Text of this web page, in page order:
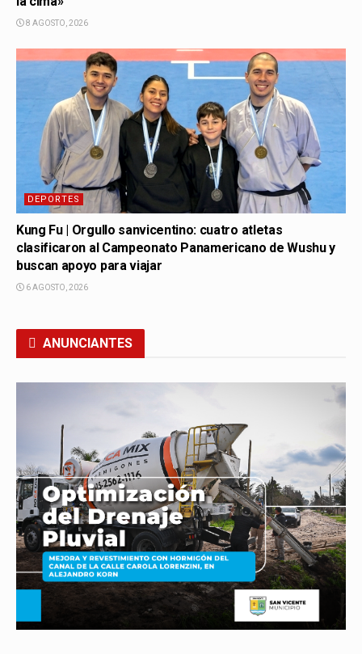
8 AGOSTO, 2026
DEPORTES
Kung Fu | Orgullo sanvicentino: cuatro atletas
clasificaron al Campeonato Panamericano de Wushu y
buscan apoyo para viajar
6 AGOSTO, 2026
ANUNCIANTES